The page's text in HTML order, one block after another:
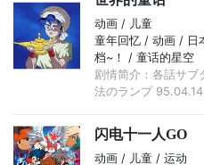
动画 / 儿童
童年回忆 / 动画 / 日
档~！ / 童话的星空
剧情简介：各話サ
法のランプ
レーテル 95.05.19
闪电十一人GO
动画 / 儿童 / 运动